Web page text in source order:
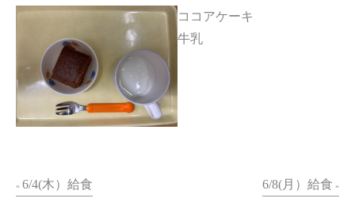
ココアケーキ
牛乳
« 6/4(木）給食 6/8(月）給食 »